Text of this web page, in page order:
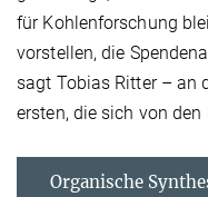
für Kohlenforschung
vorstellen, die
sagt Tobias Ritter – an
ersten, die sich von
Organische